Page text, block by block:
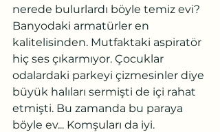
nerede bulurlardı böyle temiz evi?
Banyodaki armatürler en
kalitelisinden. Mutfaktaki aspiratör
hiç ses çıkarmıyor. Çocuklar
odalardaki parkeyi çizmesinler diye
büyük halıları sermişti de içi rahat
etmişti. Bu zamanda bu paraya
böyle ev... Komşuları da iyi.